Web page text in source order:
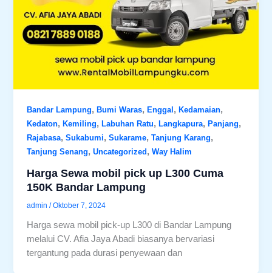
Bandar Lampung,Bumi Waras,Enggal ,Kedamaian,
Kedaton,Kemiling,Labuhan Ratu,Langkapura,Panjang,
Rajabasa,Sukabumi,Sukarame,Tanjung Karang,
Tanjung Senang,Uncategorized ,Way Halim
Harga Sewa mobil pick up L300 Cuma
150K Bandar Lampung
admin/Oktober 7, 2024
Harga sewa mobil pick-up L300 di Bandar Lampung
melalui CV. Afia Jaya Abadi biasanya bervariasi
tergantung pada durasi penyewaan dan